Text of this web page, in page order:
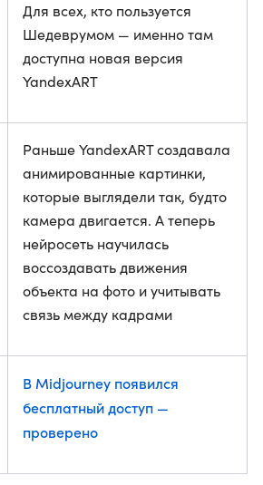
Для всех, кто пользуется
Шедеврумом — именно там
доступна новая версия
YandexART
Раньше YandexART создавала
анимированные картинки,
которые выглядели так, будто
камера двигается. А теперь
нейросеть научилась
воссоздавать движения
объекта на фото и учитывать
связь между кадрами
В Midjourney появился
бесплатный доступ —
проверено